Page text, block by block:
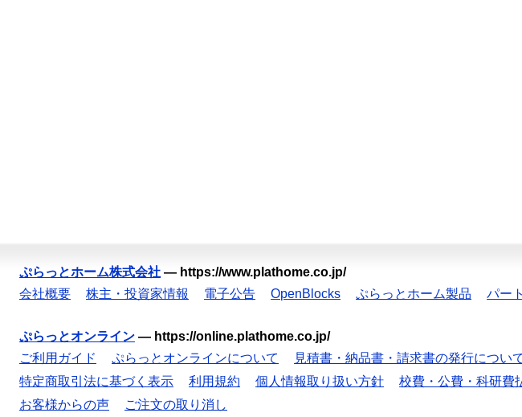
ぷらっとホーム株式会社 — https://www.plathome.co.jp/
会社概要
株主・投資家情報 電子公告 OpenBlocks ぷらっとホーム製品 パー
ぷらっとオンライン — https://online.plathome.co.jp/
ご利用ガイド
ぷらっとオンラインについて 見積書・納品書・請求書の発行につい
特定商取引法に基づく表示
利用規約 個人情報取り扱い方針 校費・公費・科研費
お客様からの声
ご注文の取り消し